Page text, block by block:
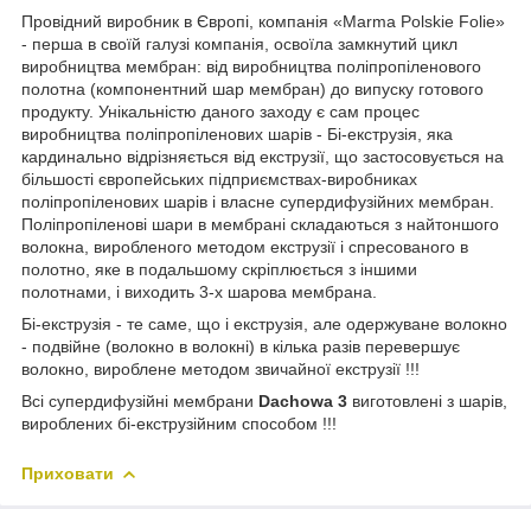
Провідний виробник в Європі, компанія «Marma Polskie Folie»
- перша в своїй галузі компанія, освоїла замкнутий цикл
виробництва мембран: від виробництва поліпропіленового
полотна (компонентний шар мембран) до випуску готового
продукту. Унікальністю даного заходу є сам процес
виробництва поліпропіленових шарів - Бі-екструзія, яка
кардинально відрізняється від екструзії, що застосовується на
більшості європейських підприємствах-виробниках
поліпропіленових шарів і власне супердифузійних мембран.
Поліпропіленові шари в мембрані складаються з найтоншого
волокна, виробленого методом екструзії і спресованого в
полотно, яке в подальшому скріплюється з іншими
полотнами, і виходить 3-х шарова мембрана.
Бі-екструзія - те саме, що і екструзія, але одержуване волокно
- подвійне (волокно в волокні) в кілька разів перевершує
волокно, вироблене методом звичайної екструзії !!!
Всі супердифузійні мембрани Dachowa 3 виготовлені з шарів,
вироблених бі-екструзійним способом !!!
Приховати